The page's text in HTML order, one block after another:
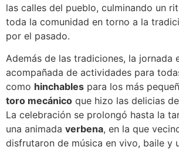
las calles del pueblo, culminando un
toda la comunidad en torno a la
por el pasado.
Además de las tradiciones, la jornada
acompañada de actividades para
como hinchables para los más
toro mecánico que hizo las delicias
La celebración se prolongó hasta la
una animada verbena, en la que
disfrutaron de música en vivo, baile y